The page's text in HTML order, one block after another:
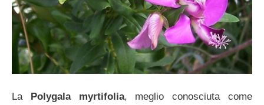
La Polygala myrtifolia, meglio conosciuta come